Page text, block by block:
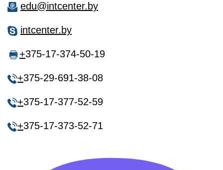
edu@intcenter.by
intcenter.by
+375-17-374-50-19
+375-29-691-38-08
+375-17-377-52-59
+375-17-373-52-71